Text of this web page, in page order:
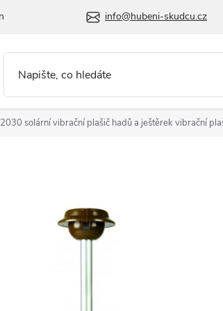
info@hubeni-skudcu.cz
solární vibrační plašič hadů a ještěrekvibrační